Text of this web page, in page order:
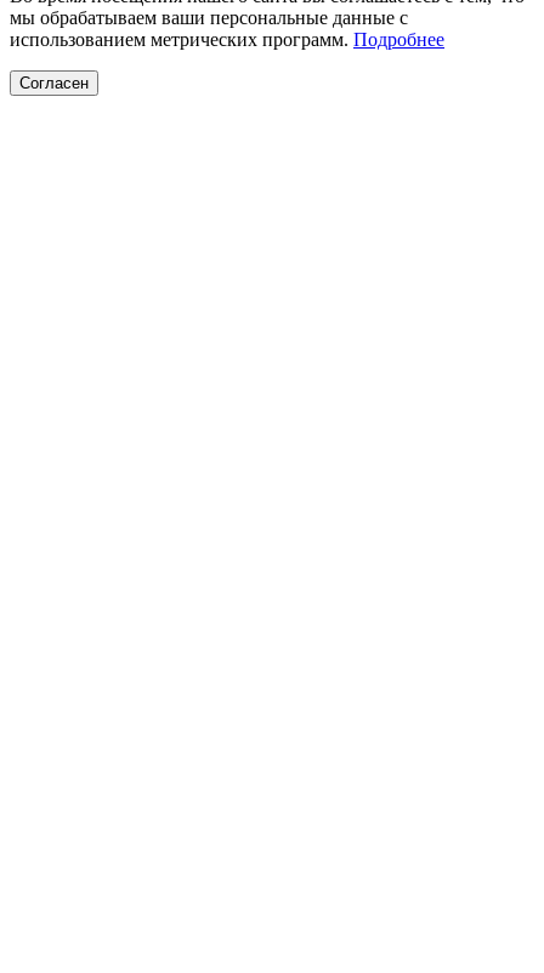
мы обрабатываем ваши персональные данные с
использованием метрических программ. Подробнее
Согласен